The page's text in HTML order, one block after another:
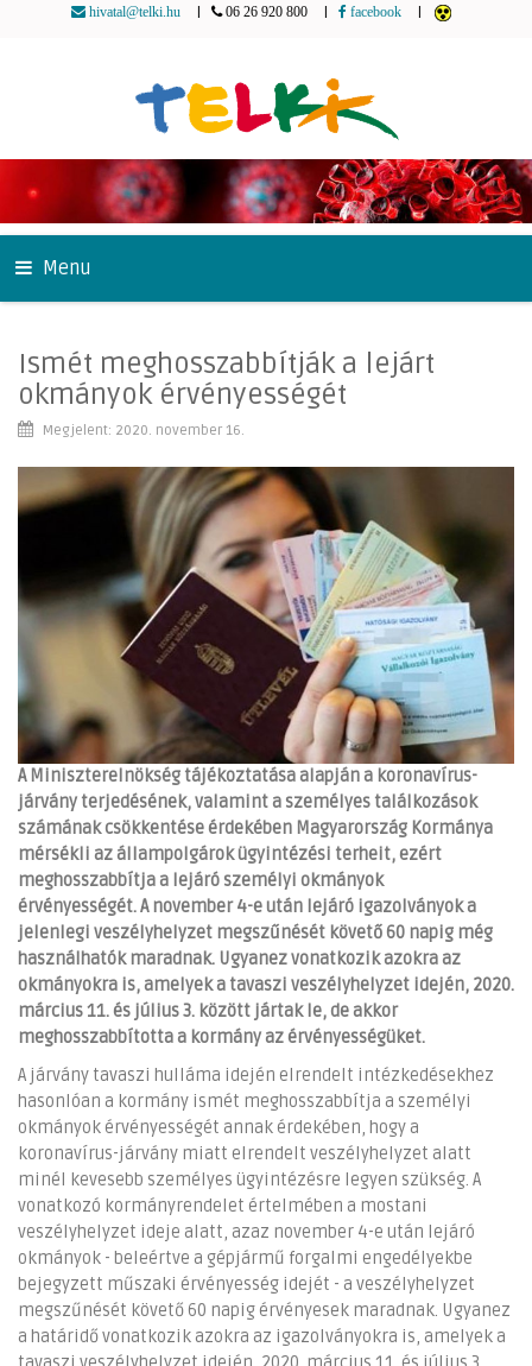
hivatal@telki.hu 06 26 920 800 facebook
Menu
Ismét meghosszabbítják a lejárt
okmányok érvényességét
Megjelent: 2020. november 16.
A Miniszterelnökség tájékoztatása alapján a koronavírus-
járvány terjedésének, valamint a személyes találkozások
számának csökkentése érdekében Magyarország Kormánya
mérsékli az állampolgárok ügyintézési terheit, ezért
meghosszabbítja a lejáró személyi okmányok
érvényességét. A november 4-e után lejáró igazolványok a
jelenlegi veszélyhelyzet megszűnését követő 60 napig még
használhatók maradnak. Ugyanez vonatkozik azokra az
okmányokra is, amelyek a tavaszi veszélyhelyzet idején, 2020.
március 11. és július 3. között jártak le, de akkor
meghosszabbította a kormány az érvényességüket.
A járvány tavaszi hulláma idején elrendelt intézkedésekhez
hasonlóan a kormány ismét meghosszabbítja a személyi
okmányok érvényességét annak érdekében, hogy a
koronavírus-járvány miatt elrendelt veszélyhelyzet alatt
minél kevesebb személyes ügyintézésre legyen szükség. A
vonatkozó kormányrendelet értelmében a mostani
veszélyhelyzet ideje alatt, azaz november 4-e után lejáró
okmányok - beleértve a gépjármű forgalmi engedélyekbe
bejegyzett műszaki érvényesség idejét - a veszélyhelyzet
megszűnését követő 60 napig érvényesek maradnak. Ugyanez
a határidő vonatkozik azokra az igazolványokra is, amelyek a